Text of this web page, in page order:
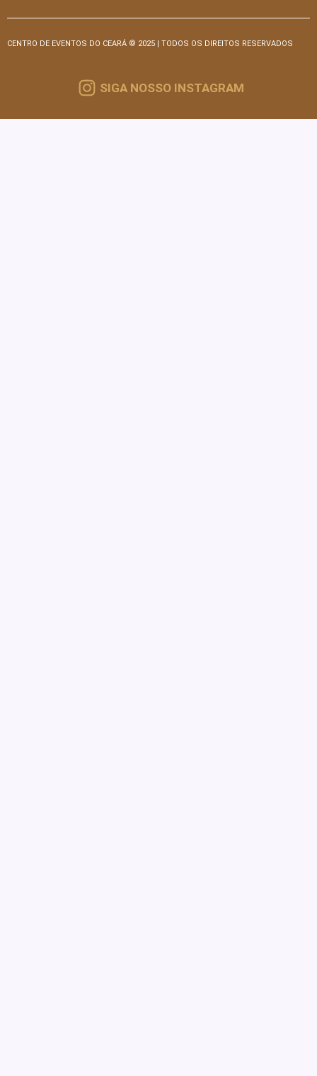
CENTRO DE EVENTOS DO CEARÁ © 2025 | TODOS OS DIREITOS RESERVADOS
SIGA NOSSO INSTAGRAM